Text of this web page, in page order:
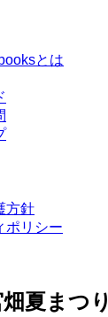
とは
方針
ポリシー
夏まつり